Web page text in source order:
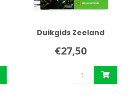
Duikgids Zeeland
€27,50